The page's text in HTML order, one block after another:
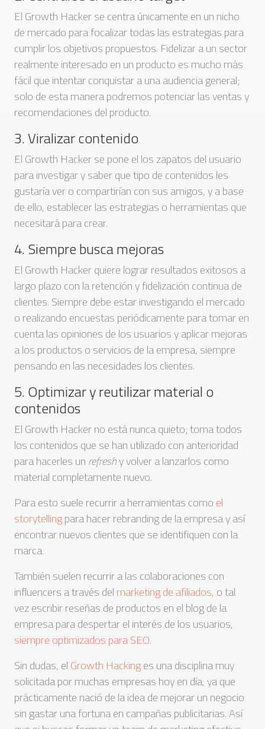
El Growth Hacker se centra únicamente en un nicho
de mercado para focalizar todas las estrategias para
cumplir los objetivos propuestos. Fidelizar a un sector
realmente interesado en un producto es mucho más
fácil que intentar conquistar a una audiencia general;
solo de esta manera podremos potenciar las ventas y
recomendaciones del producto.
3. Viralizar contenido
El Growth Hacker se pone el los zapatos del usuario
para investigar y saber que tipo de contenidos les
gustaría ver o compartirían con sus amigos, y a base
de ello, establecer las estrategias o herramientas que
necesitará para crear.
4. Siempre busca mejoras
El Growth Hacker quiere lograr resultados exitosos a
largo plazo con la retención y fidelización continua de
clientes. Siempre debe estar investigando el mercado
o realizando encuestas periódicamente para tomar en
cuenta las opiniones de los usuarios y aplicar mejoras
a los productos o servicios de la empresa, siempre
pensando en las necesidades los clientes.
5. Optimizar y reutilizar material o
contenidos
El Growth Hacker no está nunca quieto; toma todos
los contenidos que se han utilizado con anterioridad
para hacerles un refreshy volver a lanzarlos como
material completamente nuevo.
Para esto suele recurrir a herramientas como el
storytellingpara hacer rebranding de la empresa y así
encontrar nuevos clientes que se identifiquen con la
marca.
También suelen recurrir a las colaboraciones con
influencers a través del marketing de afiliados, o tal
vez escribir reseñas de productos en el blog de la
empresa para despertar el interés de los usuarios,
siempre optimizados para SEO.
Sin dudas, el Growth Hackinges una disciplina muy
solicitada por muchas empresas hoy en día, ya que
prácticamente nació de la idea de mejorar un negocio
sin gastar una fortuna en campañas publicitarias. Así